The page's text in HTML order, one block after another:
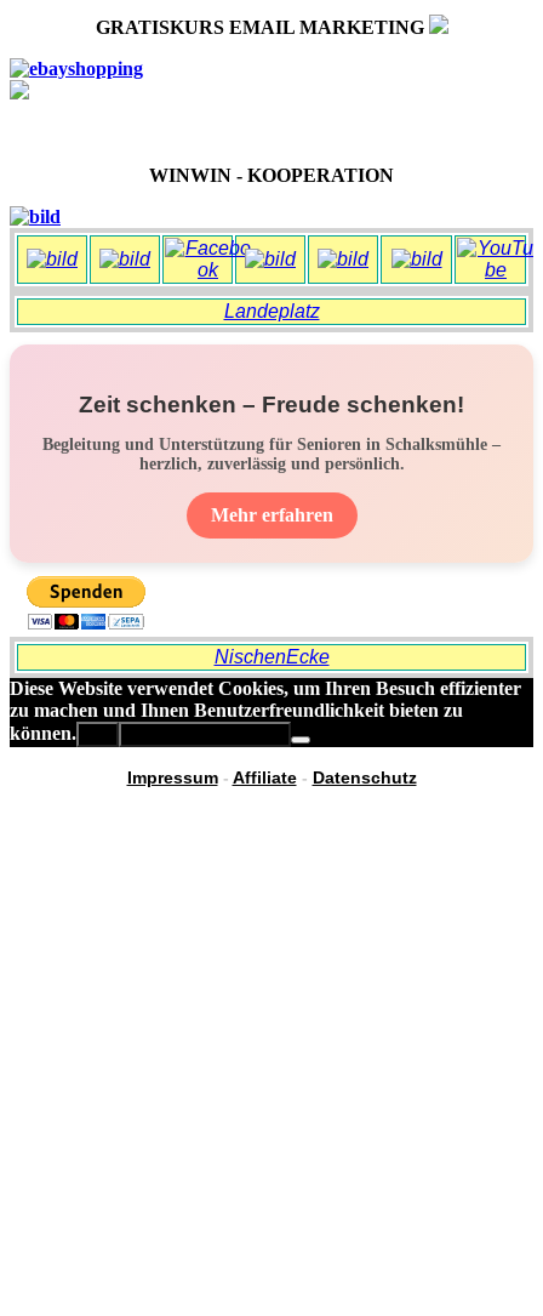
GRATISKURS EMAIL MARKETING
WINWIN - KOOPERATION
Landeplatz
Zeit schenken – Freude schenken!
Begleitung und Unterstützung für Senioren in Schalksmühle –
herzlich, zuverlässig und persönlich.
Mehr erfahren
NischenEcke
Diese Website verwendet Cookies, um Ihren Besuch effizienter
zu machen und Ihnen Benutzerfreundlichkeit bieten zu
können.
Impressum- Affiliate- Datenschutz